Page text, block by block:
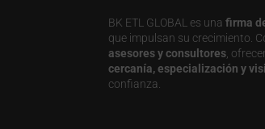
BK ETL GLOBAL es unafirma
que impulsan su crecimiento.
asesores y consultores ,
cercanía, especialización y
confianza.